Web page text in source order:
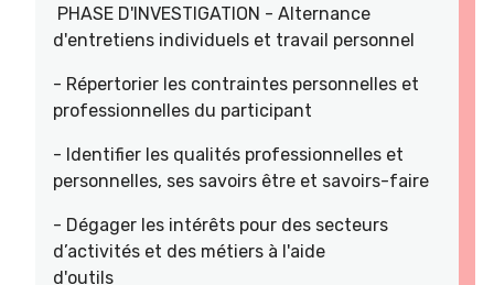
PHASE D'INVESTIGATION - Alternance
d'entretiens individuels et travail personnel
- Répertorier les contraintes personnelles et
professionnelles du participant
- Identifier les qualités professionnelles et
personnelles, ses savoirs être et savoirs-faire
- Dégager les intérêts pour des secteurs
d’activités et des métiers à l'aide
d'outils